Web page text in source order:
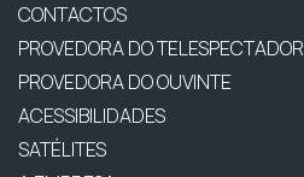
CONTACTOS
PROVEDORA DO TELESPECTADOR
PROVEDORA DO OUVINTE
ACESSIBILIDADES
SATÉLITES